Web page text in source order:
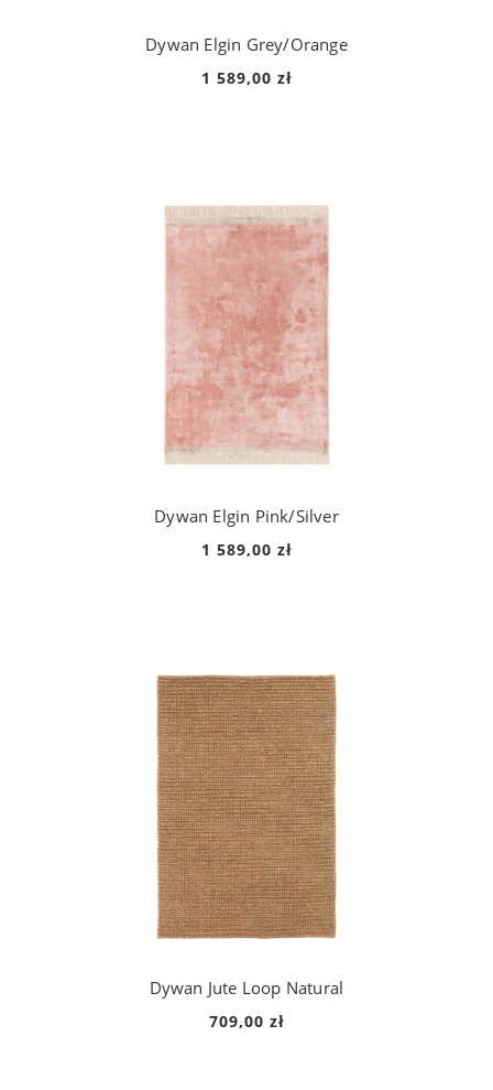
Dywan Elgin Grey/Orange
1 589,00 zł
Dywan Elgin Pink/Silver
1 589,00 zł
Dywan Jute Loop Natural
709,00 zł